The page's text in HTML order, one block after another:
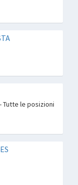
Tutte le posizioni